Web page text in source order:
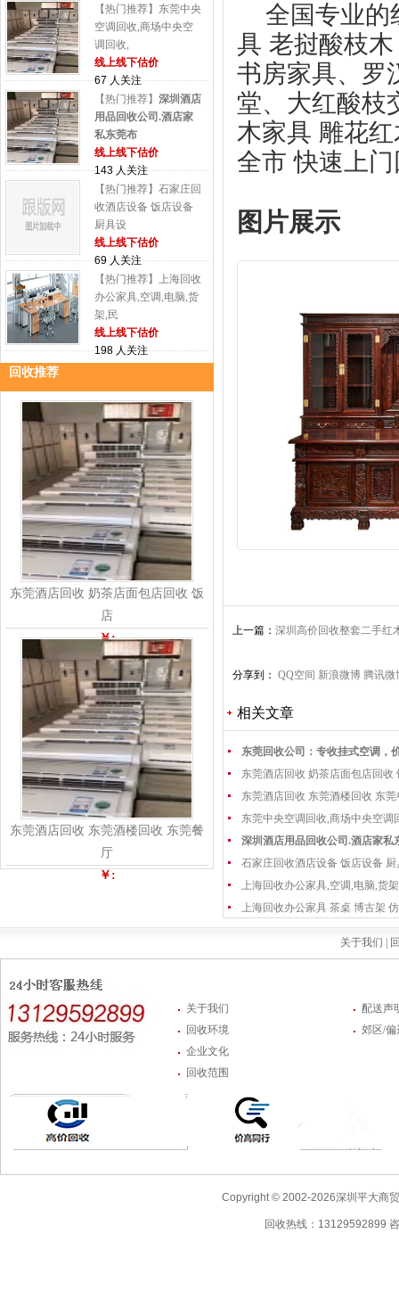
【热门推荐】东莞中央
空调回收,商场中央空
调回收,
线上线下估价
67 人关注
【热门推荐】 深圳酒店
用品回收公司.酒店家
私东莞布
线上线下估价
143 人关注
【热门推荐】石家庄回
收酒店设备 饭店设备
厨具设
线上线下估价
69 人关注
【热门推荐】上海回收
办公家具,空调,电脑,货
架,民
线上线下估价
198 人关注
回收推荐
东莞酒店回收 奶茶店面包店回收 饭
店
￥:
东莞酒店回收 东莞酒楼回收 东莞餐
厅
￥:
全国专业的
具 老挝酸枝
书房家具、罗
堂、大红酸枝
木家具 雕花
全市 快速上
图片展示
上一篇： 深圳高价回收整套二手红
分享到： QQ空间 新浪微博 腾讯微
相关文章
东莞回收公司：专收挂式空调，
东莞酒店回收 奶茶店面包店回收
东莞酒店回收 东莞酒楼回收 东
东莞中央空调回收,商场中央空调
深圳酒店用品回收公司.酒店家私
石家庄回收酒店设备 饭店设备 厨
上海回收办公家具,空调,电脑,货
上海回收办公家具 茶桌 博古架
关于我们 |
关于我们
回收环境
企业文化
回收范围
配送声
郊区/
Copyright © 2002-2026深圳平大商
回收热线：13129592899